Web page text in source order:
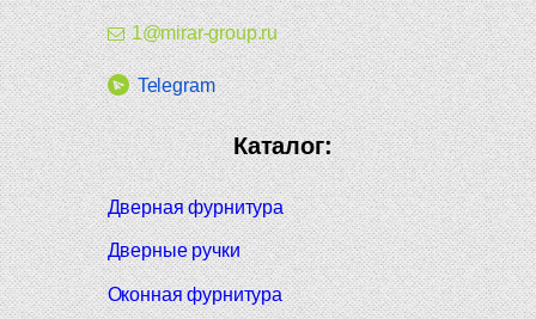
1@mirar-group.ru
Telegram
Каталог:
Дверная фурнитура
Дверные ручки
Оконная фурнитура